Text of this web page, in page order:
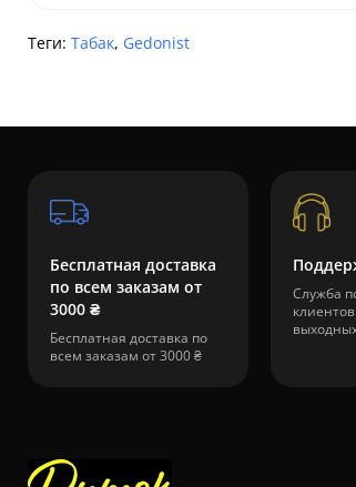
Теги: Табак, Gedonist
Бесплатная доставка
по всем заказам от
3000 ₴
Бесплатная доставка по
всем заказам от 3000 ₴
Служба